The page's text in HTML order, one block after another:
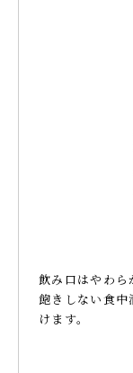
飲み口はやわら
飽きしない食中
けます。